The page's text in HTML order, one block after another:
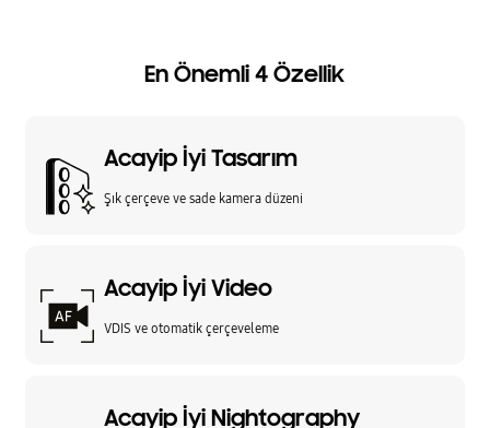
En Önemli 4 Özellik
Acayip İyi Tasarım
Şık çerçeve ve sade kamera düzeni
Acayip İyi Video
VDIS ve otomatik çerçeveleme
Acayip İyi Nightography